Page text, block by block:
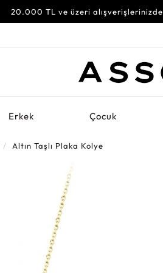
20.000 TL ve üzeri alışverişlerinizde
Erkek Çocuk
Altın Taşlı Plaka Kolye